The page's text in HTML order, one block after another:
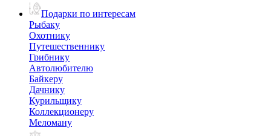
Подарки по интересам
Рыбаку
Охотнику
Путешественнику
Грибнику
Автолюбителю
Байкеру
Дачнику
Курильщику
Коллекционеру
Меломану